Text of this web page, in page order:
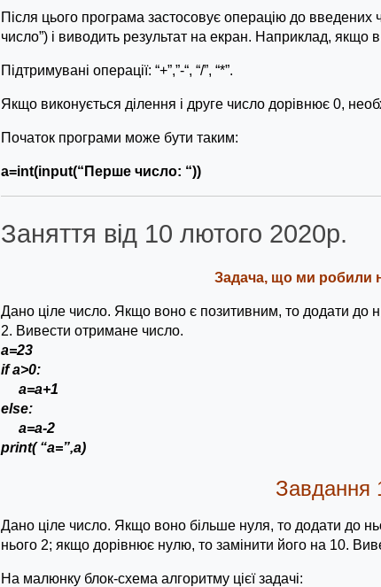
Після цього програма застосовує операцію до введених
число”) і виводить результат на екран. Наприклад, якщо
Підтримувані операції: “+”,”-“, “/”, “*”.
Якщо виконується ділення і друге число дорівнює 0,
Початок програми може бути таким:
a=int(input(“Перше число: “))
Заняття від 10 лютого 2020р.
Задача, що ми робили
Дано ціле число. Якщо воно є позитивним, то додати до
2. Вивести отримане число.
a=23
if a>0:
a=a+1
else:
a=a-2
print( “a=”,a)
Завдання
Дано ціле число. Якщо воно більше нуля, то додати до
нього 2; якщо дорівнює нулю, то замінити його на 10.
На малюнку блок-схема алгоритму цієї задачі: